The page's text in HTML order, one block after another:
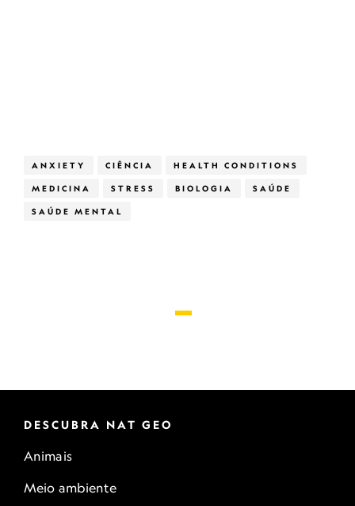
ANXIETY CIÊNCIA HEALTH CONDITIONS
MEDICINA STRESS BIOLOGIA SAÚDE
SAÚDE MENTAL
DESCUBRA NAT GEO
Animais
Meio ambiente